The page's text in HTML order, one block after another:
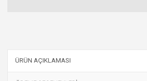
ÜRÜN AÇIKLAMASI